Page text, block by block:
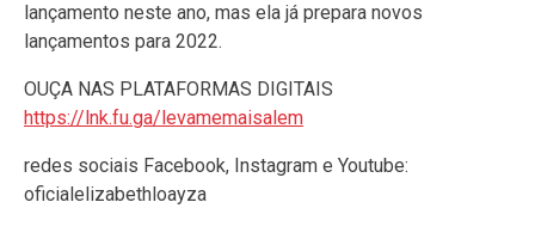
lançamento neste ano, mas ela já prepara novos
lançamentos para 2022.
OUÇA NAS PLATAFORMAS DIGITAIS
https://lnk.fu.ga/levamemaisalem
redes sociais Facebook, Instagram e Youtube:
oficialelizabethloayza